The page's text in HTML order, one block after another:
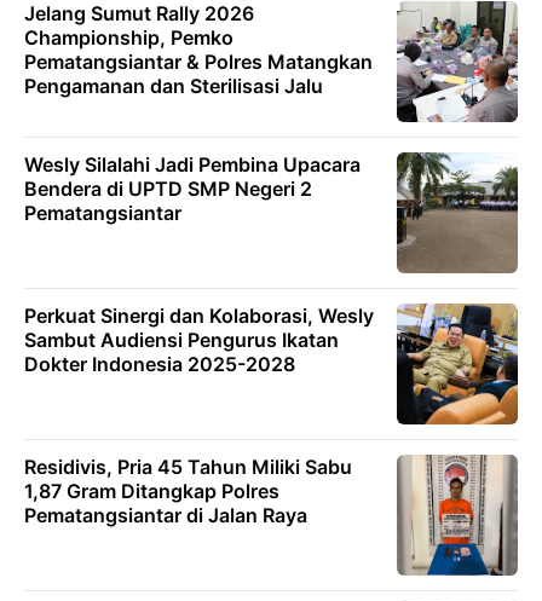
Jelang Sumut Rally 2026
Championship, Pemko
Pematangsiantar & Polres Matangkan
Pengamanan dan Sterilisasi Jalu
Wesly Silalahi Jadi Pembina Upacara
Bendera di UPTD SMP Negeri 2
Pematangsiantar
Perkuat Sinergi dan Kolaborasi, Wesly
Sambut Audiensi Pengurus Ikatan
Dokter Indonesia 2025-2028
Residivis, Pria 45 Tahun Miliki Sabu
1,87 Gram Ditangkap Polres
Pematangsiantar di Jalan Raya